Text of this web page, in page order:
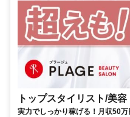
トップスタイリスト/美容
実力でしっかり稼げる！月収50